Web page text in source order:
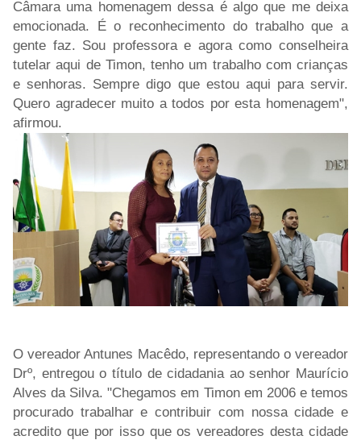
Câmara uma homenagem dessa é algo que me deixa
emocionada. É o reconhecimento do trabalho que a
gente faz. Sou professora e agora como conselheira
tutelar aqui de Timon, tenho um trabalho com crianças
e senhoras. Sempre digo que estou aqui para servir.
Quero agradecer muito a todos por esta homenagem",
afirmou.
O vereador Antunes Macêdo, representando o vereador
Drº, entregou o título de cidadania ao senhor Maurício
Alves da Silva. "Chegamos em Timon em 2006 e temos
procurado trabalhar e contribuir com nossa cidade e
acredito que por isso que os vereadores desta cidade